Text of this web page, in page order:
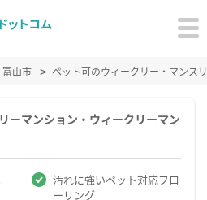
富山市 ペット可のウィークリー・マンス
ーマンション・ウィークリーマン
汚れに強いペット対応フロ
ーリング